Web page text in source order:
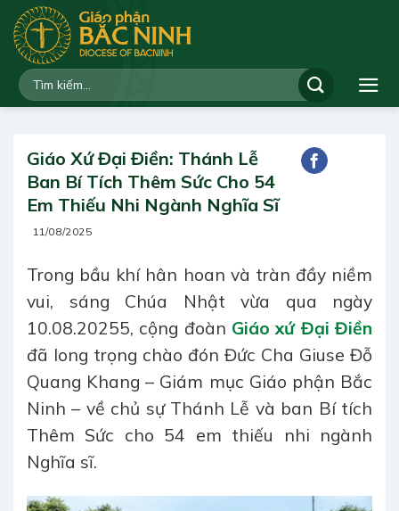
qua
dung
Giáo Xứ Đại Điền: Thánh Lễ
Ban Bí Tích Thêm Sức Cho 54
Em Thiếu Nhi Ngành Nghĩa Sĩ
11/08/2025
Trong bầu khí hân hoan và tràn đầy niềm
vui, sáng Chúa Nhật vừa qua ngày
10.08.20255, cộng đoàn Giáo xứ Đại Điền
đã long trọng chào đón Đức Cha Giuse Đỗ
Quang Khang – Giám mục Giáo phận Bắc
Ninh – về chủ sự Thánh Lễ và ban Bí tích
Thêm Sức cho 54 em thiếu nhi ngành
Nghĩa sĩ.